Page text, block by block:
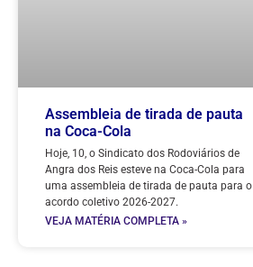
Assembleia de tirada de pauta
na Coca-Cola
Hoje, 10, o Sindicato dos Rodoviários de
Angra dos Reis esteve na Coca-Cola para
uma assembleia de tirada de pauta para o
acordo coletivo 2026-2027.
VEJA MATÉRIA COMPLETA »